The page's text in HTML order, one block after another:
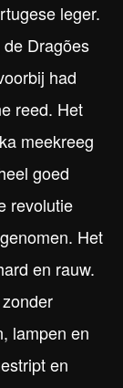
leger.
Dragões
had
reed. Het
meekreeg
goed
revolutie
Het
en rauw.
lampen en
en